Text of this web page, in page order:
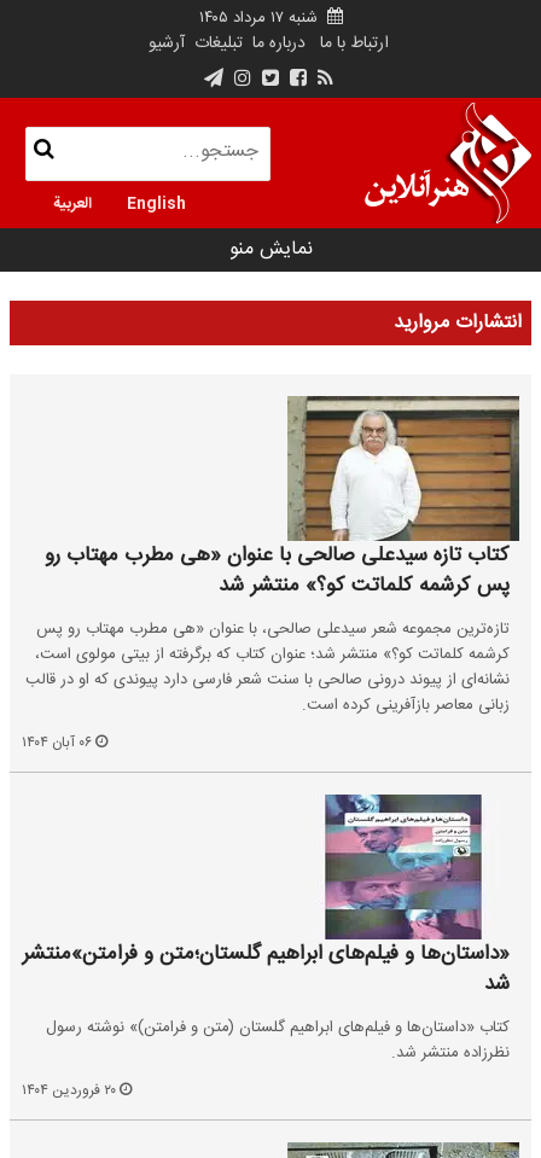
شنبه ۱۷ مرداد ۱۴۰۵
ارتباط با ما درباره ما تبلیغات آرشیو
English العربية
نمایش منو
انتشارات مروارید
کتاب تازه سیدعلی صالحی با عنوان «هی مطرب مهتاب رو
پس کرشمه کلماتت کو؟» منتشر شد
تازه‌ترین مجموعه شعر سیدعلی صالحی، با عنوان «هی مطرب مهتاب رو پس
کرشمه کلماتت کو؟» منتشر شد؛ عنوان کتاب که برگرفته از بیتی مولوی‌ است،
نشانه‌ای از پیوند درونی صالحی با سنت شعر فارسی دارد پیوندی که او در قالب
زبانی معاصر بازآفرینی کرده است.
«داستان‌ها و فیلم‌های ابراهیم گلستان؛متن و فرامتن»منتشر
شد
کتاب «داستان‌ها و فیلم‌های ابراهیم گلستان (متن و فرامتن)» نوشته رسول
نظرزاده منتشر شد.